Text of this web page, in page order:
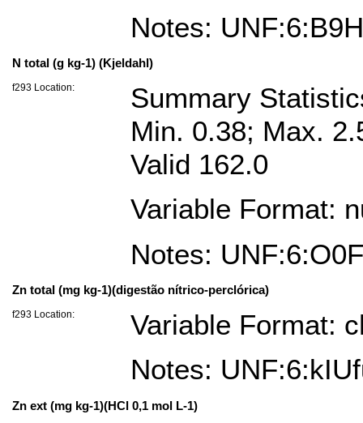
Notes:
N total (g kg-1) (Kjeldahl)
f293 Location:
Summary
Min. 0.38; Max.
Valid 162.0
Variable Format:
Notes:
Zn total (mg kg-1)(digestão nítrico-perclórica)
f293 Location:
Variable Format:
Notes:
Zn ext (mg kg-1)(HCl 0,1 mol L-1)